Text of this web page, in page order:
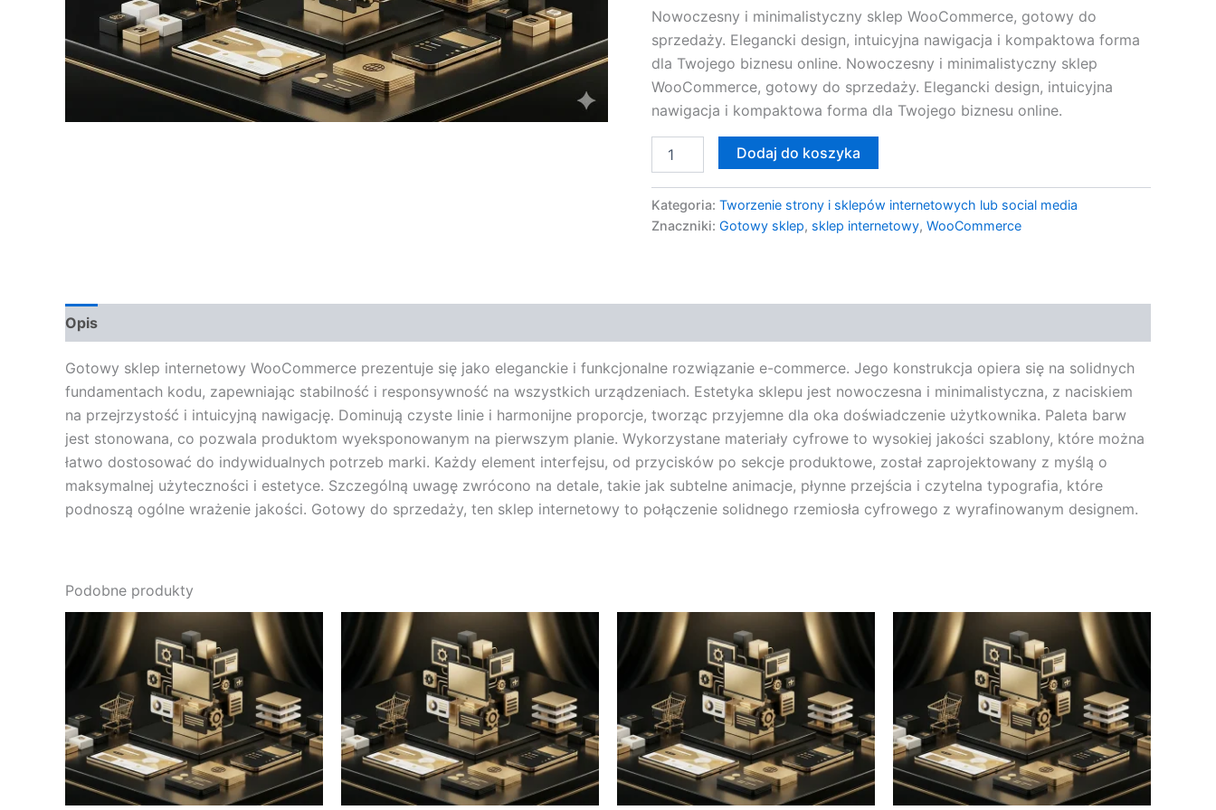
Nowoczesny i minimalistyczny sklep WooCommerce, gotowy do
sprzedaży. Elegancki design, intuicyjna nawigacja i kompaktowa forma
dla Twojego biznesu online. Nowoczesny i minimalistyczny sklep
WooCommerce, gotowy do sprzedaży. Elegancki design, intuicyjna
nawigacja i kompaktowa forma dla Twojego biznesu online.
Dodaj do koszyka
Kategoria: Tworzenie strony i sklepów internetowych lub social media
Znaczniki: Gotowy sklep, sklep internetowy, WooCommerce
Opis
Gotowy sklep internetowy WooCommerce prezentuje się jako eleganckie i funkcjonalne rozwiązanie e-commerce. Jego konstrukcja opiera się na solidnych
fundamentach kodu, zapewniając stabilność i responsywność na wszystkich urządzeniach. Estetyka sklepu jest nowoczesna i minimalistyczna, z naciskiem
na przejrzystość i intuicyjną nawigację. Dominują czyste linie i harmonijne proporcje, tworząc przyjemne dla oka doświadczenie użytkownika. Paleta barw
jest stonowana, co pozwala produktom wyeksponowanym na pierwszym planie. Wykorzystane materiały cyfrowe to wysokiej jakości szablony, które można
łatwo dostosować do indywidualnych potrzeb marki. Każdy element interfejsu, od przycisków po sekcje produktowe, został zaprojektowany z myślą o
maksymalnej użyteczności i estetyce. Szczególną uwagę zwrócono na detale, takie jak subtelne animacje, płynne przejścia i czytelna typografia, które
podnoszą ogólne wrażenie jakości. Gotowy do sprzedaży, ten sklep internetowy to połączenie solidnego rzemiosła cyfrowego z wyrafinowanym designem.
Podobne produkty